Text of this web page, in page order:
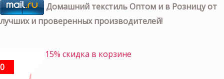
Домашний текстиль Оптом и в Розницу от
лучших и проверенных производителей!
15% скидка в корзине
0